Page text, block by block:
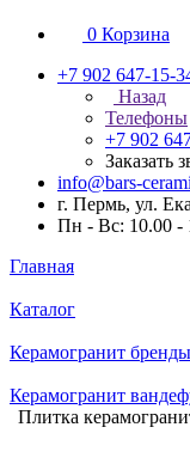
0 Корзина
+7 902 647-15-
Назад
Телефоны
+7 902
Заказать
info@bars-
г. Пермь, ул.
Пн - Вс: 10.00 -
Главная
Каталог
Керамогранит бренды
Керамогранит
Плитка